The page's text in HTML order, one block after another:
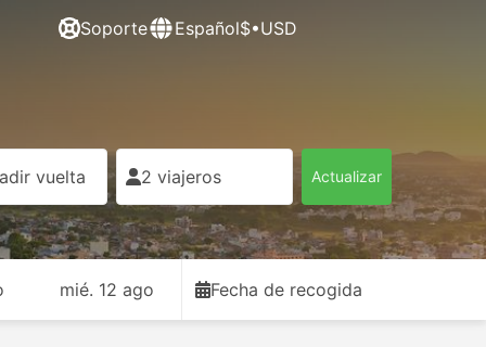
Soporte Español$•USD
vuelta 2 viajeros Actualizar
mié. 12 ago Fecha de recogida